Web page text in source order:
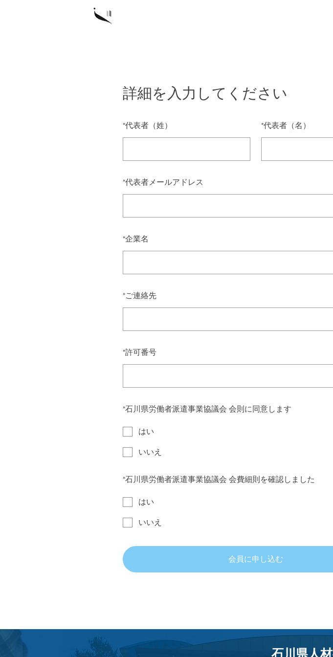
詳細を入力してください
*代表者（姓） *代表者（名）
*代表者メールアドレス
*企業名
*ご連絡先
*許可番号
*石川県労働者派遣事業協議会 会則に同意します
はい
いいえ
*石川県労働者派遣事業協議会 会費細則を確認しました
はい
いいえ
会員に申し込む
石川県人